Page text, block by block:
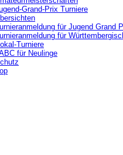
Grand-Prix Turniere
für Jugend Grand
für
Turniere
für Neulinge